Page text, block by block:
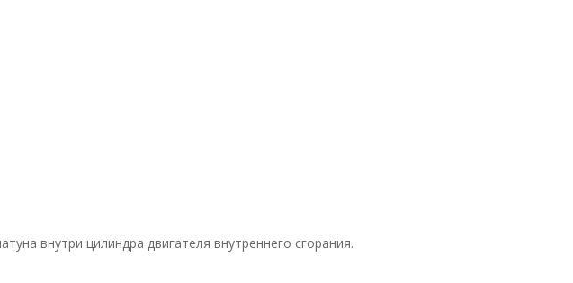
внутри цилиндра двигателя внутреннего сгорания.